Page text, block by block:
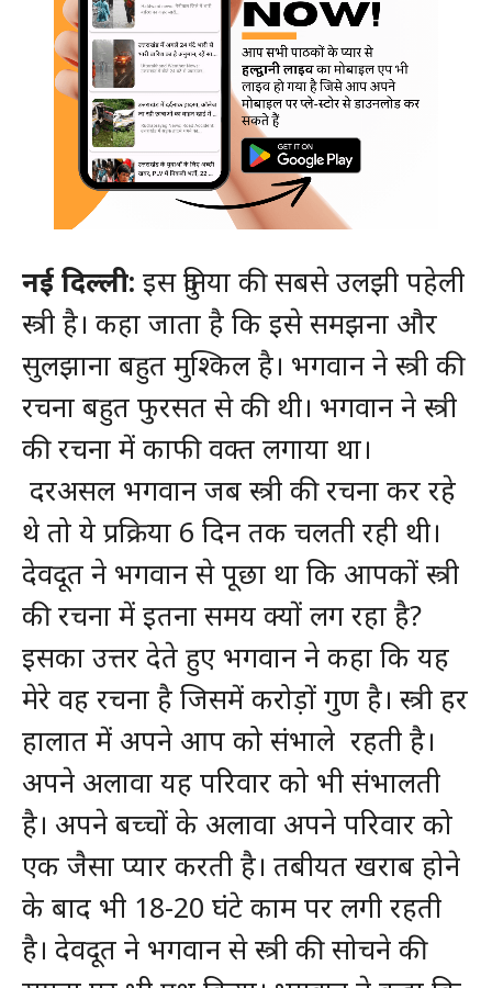
नई दिल्ली: इस दुनिया की सबसे उलझी पहेली
स्त्री है। कहा जाता है कि इसे समझना और
सुलझाना बहुत मुश्किल है। भगवान ने स्त्री की
रचना बहुत फुरसत से की थी। भगवान ने स्त्री
की रचना में काफी वक्त लगाया था।
दरअसल भगवान जब स्त्री की रचना कर रहे
थे तो ये प्रक्रिया 6 दिन तक चलती रही थी।
देवदूत ने भगवान से पूछा था कि आपकों स्त्री
की रचना में इतना समय क्यों लग रहा है?
इसका उत्तर देते हुए भगवान ने कहा कि यह
मेरे वह रचना है जिसमें करोड़ों गुण है। स्त्री हर
हालात में अपने आप को संभाले रहती है।
अपने अलावा यह परिवार को भी संभालती
है। अपने बच्चों के अलावा अपने परिवार को
एक जैसा प्यार करती है। तबीयत खराब होने
के बाद भी 18-20 घंटे काम पर लगी रहती
है। देवदूत ने भगवान से स्त्री की सोचने की